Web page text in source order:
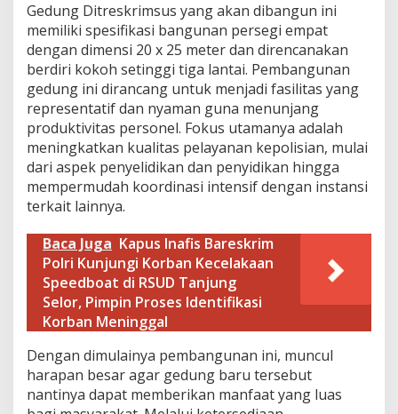
D
i
t
e
s
k
r
i
m
s
u
o
l
d
a
K
a
l
t
a
r
a
Gedung Ditreskrimsus yang akan dibangun ini
memiliki spesifikasi bangunan persegi empat
dengan dimensi 20 x 25 meter dan direncanakan
berdiri kokoh setinggi tiga lantai. Pembangunan
gedung ini dirancang untuk menjadi fasilitas yang
representatif dan nyaman guna menunjang
produktivitas personel. Fokus utamanya adalah
meningkatkan kualitas pelayanan kepolisian, mulai
dari aspek penyelidikan dan penyidikan hingga
mempermudah koordinasi intensif dengan instansi
terkait lainnya.
Baca Juga Kapus Inafis Bareskrim
Polri Kunjungi Korban Kecelakaan
Speedboat di RSUD Tanjung
Selor, Pimpin Proses Identifikasi
Korban Meninggal
Dengan dimulainya pembangunan ini, muncul
harapan besar agar gedung baru tersebut
nantinya dapat memberikan manfaat yang luas